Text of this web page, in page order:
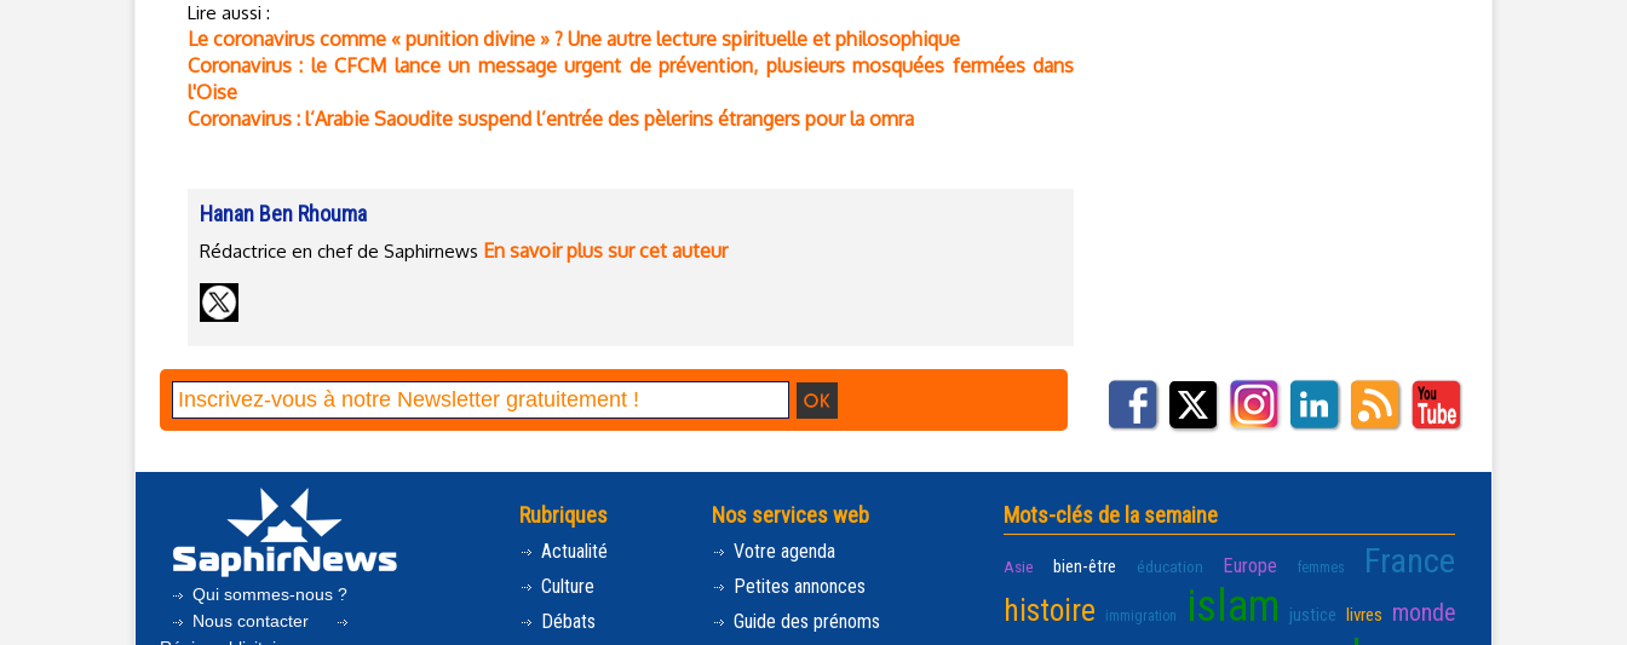
Lire aussi :
Le coronavirus comme « punition divine » ? Une autre lecture spirituelle et philosophique
Coronavirus : le CFCM lance un message urgent de prévention, plusieurs mosquées fermées dans
l'Oise
Coronavirus : l’Arabie Saoudite suspend l’entrée des pèlerins étrangers pour la omra
Hanan Ben Rhouma
Rédactrice en chef de Saphirnews En savoir plus sur cet auteur
Qui sommes-nous ?
Nous contacter
Rubriques
Actualité
Culture
Débats
Nos services web
Votre agenda
Petites annonces
Guide des prénoms
Mots-clés de la semaine
Asie bien-être éducation Europe femmes France
histoire immigration islam justice livres monde